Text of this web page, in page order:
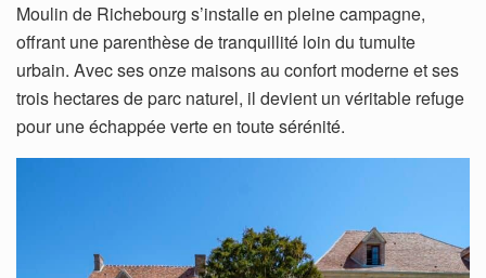
Moulin de Richebourg s’installe en pleine campagne,
offrant une parenthèse de tranquillité loin du tumulte
urbain. Avec ses onze maisons au confort moderne et ses
trois hectares de parc naturel, il devient un véritable refuge
pour une échappée verte en toute sérénité.